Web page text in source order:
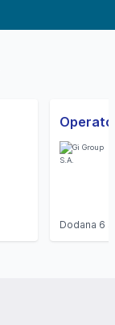
Dodana 6